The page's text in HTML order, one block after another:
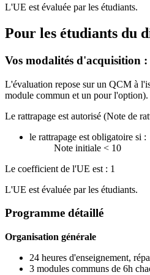
L'UE est évaluée par les étudiants.
Pour les étudiants du
Vos modalités d'acquisition :
L'évaluation repose sur un QCM à
module commun et un pour l'option).
Le rattrapage est autorisé (Note de
le rattrapage est obligatoire si :
Note initiale < 10
Le coefficient de l'UE est : 1
L'UE est évaluée par les étudiants.
Programme détaillé
Organisation générale
24 heures d'enseignement,
3 modules communs de 6h